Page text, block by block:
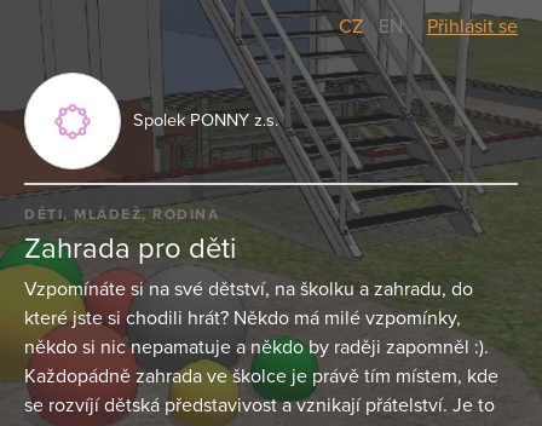
CZ /EN Přihlásit se
Spolek PONNY z.s.
DĚTI, MLÁDEŽ, RODINA
Zahrada pro děti
Vzpomínáte si na své dětství, na školku a zahradu, do
které jste si chodili hrát? Někdo má milé vzpomínky,
někdo si nic nepamatuje a někdo by raději zapomněl :).
Každopádně zahrada ve školce je právě tím místem, kde
se rozvíjí dětská představivost a vznikají přátelství. Je to